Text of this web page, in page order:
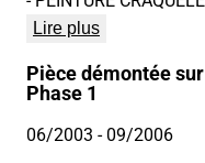
Lire plus
Pièce démontée
Phase 1
06/2003 - 09/2006